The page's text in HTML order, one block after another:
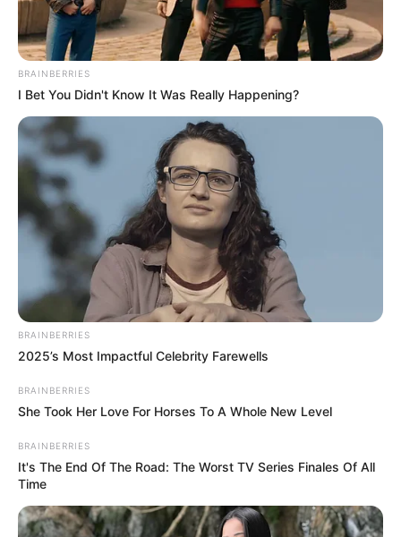
BRAINBERRIES
I Bet You Didn't Know It Was Really Happening?
BRAINBERRIES
2025’s Most Impactful Celebrity Farewells
BRAINBERRIES
She Took Her Love For Horses To A Whole New Level
BRAINBERRIES
It's The End Of The Road: The Worst TV Series Finales Of All
Time